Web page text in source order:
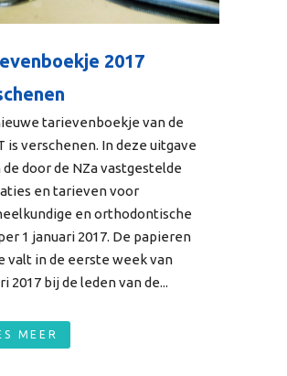
2017
tarievenboekje van de
is verschenen. In deze uitgave
de door de NZa vastgestelde
en tarieven voor
en orthodontische
1 januari 2017. De papieren
valt in de eerste week van
2017 bij de leden van de...
MEER